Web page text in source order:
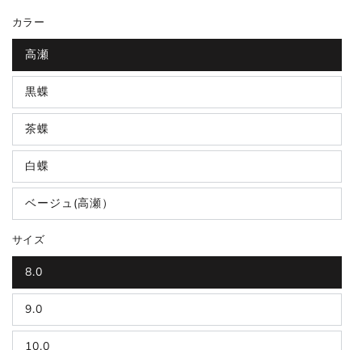
カラー
高瀬
黒蝶
茶蝶
白蝶
ベージュ(高瀬）
サイズ
8.0
9.0
10.0